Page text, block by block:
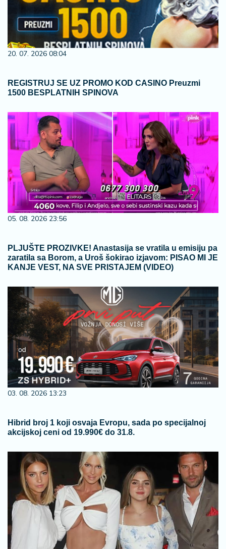
20. 07. 2026 08:04
REGISTRUJ SE UZ PROMO KOD CASINO Preuzmi
1500 BESPLATNIH SPINOVA
05. 08. 2026 23:56
PLJUŠTE PROZIVKE! Anastasija se vratila u emisiju pa
zaratila sa Borom, a Uroš šokirao izjavom: PISAO MI JE
KANJE VEST, NA SVE PRISTAJEM (VIDEO)
03. 08. 2026 13:23
Hibrid broj 1 koji osvaja Evropu, sada po specijalnoj
akcijskoj ceni od 19.990€ do 31.8.